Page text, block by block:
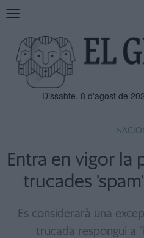
Mostra
navegació
Dissabte, 8 d'agost de
Entra en vigor la
trucades
Es considerarà una
trucada respongui a